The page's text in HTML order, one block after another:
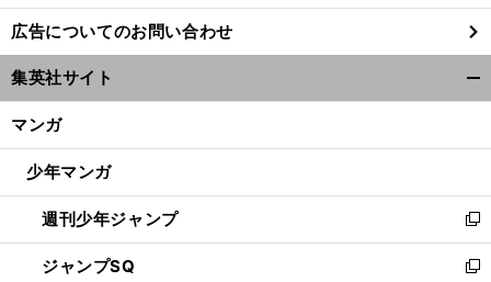
し
い
ウ
ィ
ン
ウ
開
く
広告についてのお問い合わせ
集英社サイト
マンガ
少年マンガ
週刊少年ジャンプ
新
し
い
ジャンプSQ
新